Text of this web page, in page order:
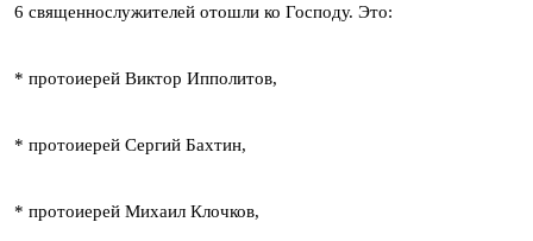
6 священнослужителей отошли ко Господу. Это:
* протоиерей Виктор Ипполитов,
* протоиерей Сергий Бахтин,
* протоиерей Михаил Клочков,